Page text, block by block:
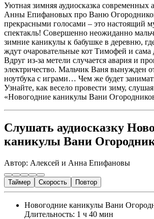
Уютная зимняя аудиосказка современных
Анны Епифановых про Ваню
прекрасными голосами – это настоящий
спектакль! Совершенно неожиданно
зимние каникулы к бабушке в деревню,
ждут очаровательные кот Тимофей и
Вдруг из-за метели случается авария и
электричество. Мальчик Ваня вынужден
ноутбука с играми… Чем же будет
Узнайте, как весело провести зиму,
«Новогодние каникулы Вани
Слушать аудиосказку
каникулы Вани
Автор: Алексей и Анна Епифановы
Таймер Скорость Повтор
Новогодние каникулы Вани
Длительность: 1 ч 40 мин